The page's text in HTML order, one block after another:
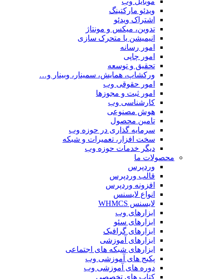
ویدئو مارکتینگ
اشتراک ویدئو
تدوین، میکس و مونتاژ
انیمیشن یا متحرک سازی
امور رسانه
امور چاپی
تحقیق و توسعه
ورکشاپ، همایش، سمینار، وبینار و…
امور حقوقی وب
امور ثبت و مجوزها
کارشناسی وب
هوش مصنوعی
تامین محصول
سرمایه گذاری در حوزه وب
سخت افزار، تعمیرات و شبکه
دیگر خدمات حوزه وب
محصولات ما
وردپرس
قالب وردپرس
افزونه وردپرس
انواع لایسنس
لایسنس WHMCS
ابزارهای وب
ابزارهای سئو
ابزارهای گرافیک
ابزارهای آموزشی
ابزارهای شبکه های اجتماعی
پکیج های آموزشی وب
دوره های آموزشی وب
کتاب های تخصصی